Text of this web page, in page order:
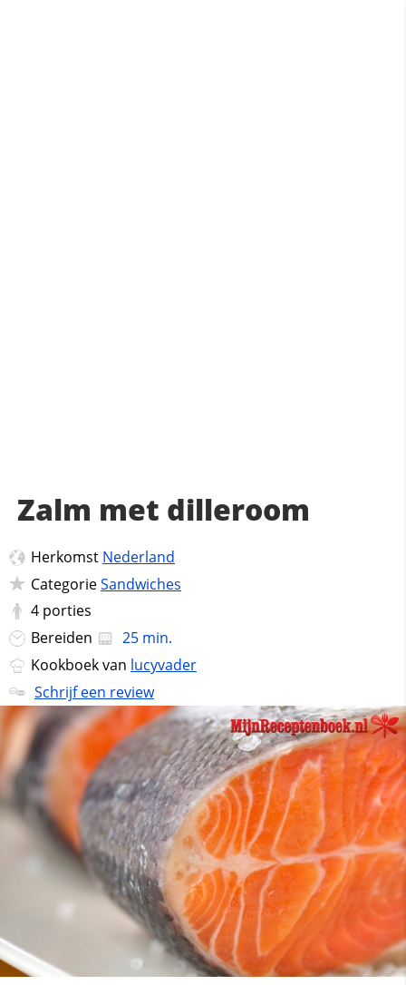
Zalm met dilleroom
Herkomst Nederland
CategorieSandwiches
4 porties
Bereiden
25 min.
Kookboek van lucyvader
Schrijf een review